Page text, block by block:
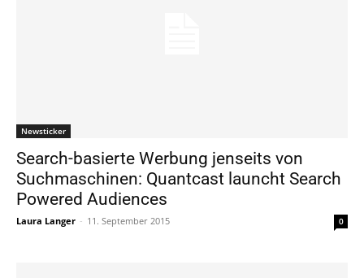
Newsticker
Search-basierte Werbung jenseits von
Suchmaschinen: Quantcast launcht Search
Powered Audiences
Laura Langer - 11. September 2015 0